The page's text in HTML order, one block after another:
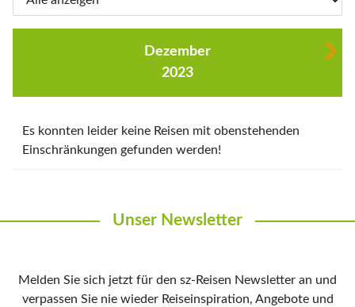
Dezember
2023
Es konnten leider keine Reisen mit obenstehenden
Einschränkungen gefunden werden!
Unser Newsletter
Melden Sie sich jetzt für den sz-Reisen Newsletter an und
verpassen Sie nie wieder Reiseinspiration, Angebote und